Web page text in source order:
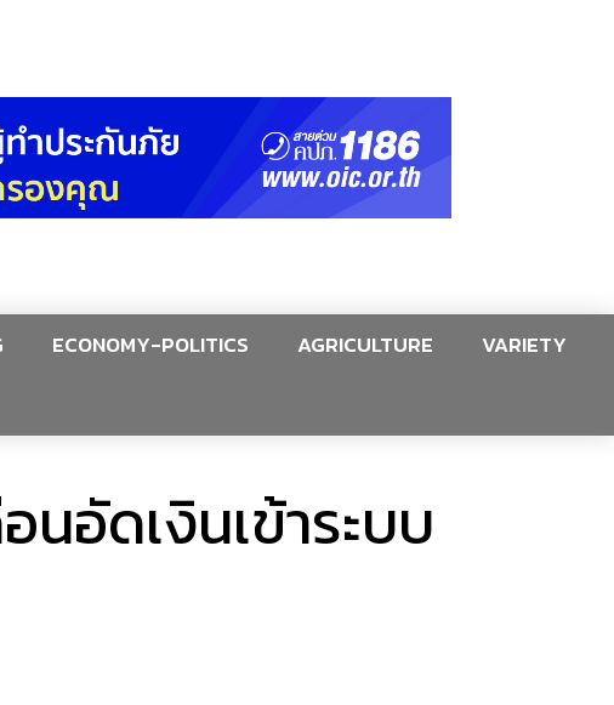
ECONOMY-POLITICS AGRICULTURE
VARIETY
นอัดเงินเข้าระบบ